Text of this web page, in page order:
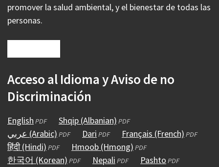
promover la salud ambiental, y el bienestar de todas las
personas.
Acceso al Idioma y Aviso de no
Discriminación
English(abre
en
una
nueva
PDF Shqip (Albanian)(abre
en
una
nueva
PDF
عربي (Arabic)(abre
en
una
PDF Dari(abre
en
una
PDF Français (French)(abre
PDF
हिंदी (Hindi)(abre
en
PDF Hmoob (Hmong)(abre
en
PDF
한국어 (Korean)(abre
PDF Nepali(abre
PDF Pashto(abre
PDF